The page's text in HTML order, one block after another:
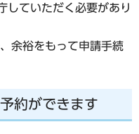
していただく必要があり
余裕をもって申請手続
約ができます